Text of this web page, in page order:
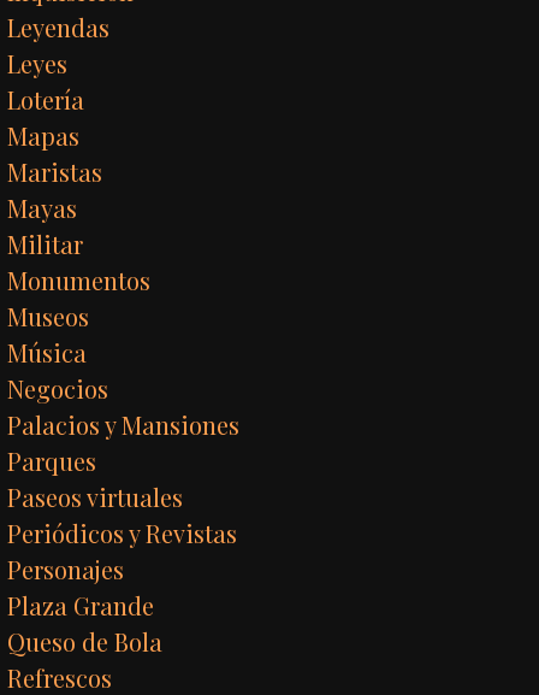
Leyendas
Leyes
Lotería
Mapas
Maristas
Mayas
Militar
Monumentos
Museos
Música
Negocios
Palacios y Mansiones
Parques
Paseos virtuales
Periódicos y Revistas
Personajes
Plaza Grande
Queso de Bola
Refrescos